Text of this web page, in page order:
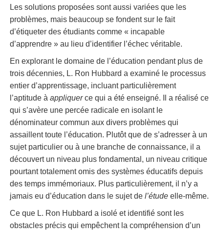
Les solutions proposées sont aussi variées que les
problèmes, mais beaucoup se fondent sur le fait
d’étiqueter des étudiants comme « incapable
d’apprendre » au lieu d’identifier l’échec véritable.
En explorant le domaine de l’éducation pendant plus de
trois décennies, L. Ron Hubbard a examiné le processus
entier d’apprentissage, incluant particulièrement
l’aptitude à appliquerce qui a été enseigné. Il a réalisé ce
qui s’avère une percée radicale en isolant le
dénominateur commun aux divers problèmes qui
assaillent toute l’éducation. Plutôt que de s’adresser à un
sujet particulier ou à une branche de connaissance, il a
découvert un niveau plus fondamental, un niveau critique
pourtant totalement omis des systèmes éducatifs depuis
des temps immémoriaux. Plus particulièrement, il n’y a
jamais eu d’éducation dans le sujet de l’étude elle-même.
Ce que L. Ron Hubbard a isolé et identifié sont les
obstacles précis qui empêchent la compréhension d’un